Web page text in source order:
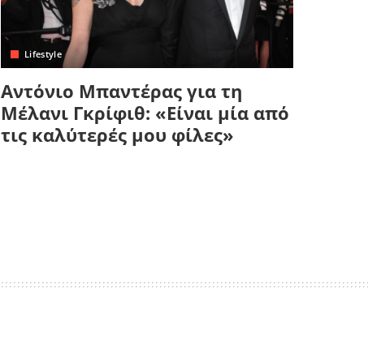
Lifestyle
Αντόνιο Μπαντέρας για τη
Μέλανι Γκρίφιθ: «Είναι μία από
τις καλύτερές μου φίλες»